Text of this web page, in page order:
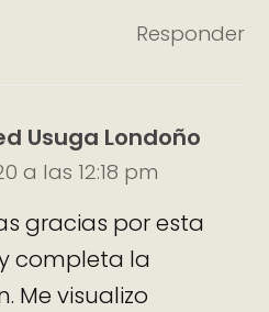
Responder
Usuga Londoño
a las 12:18 pm
gracias por esta
completa la
Me visualizo